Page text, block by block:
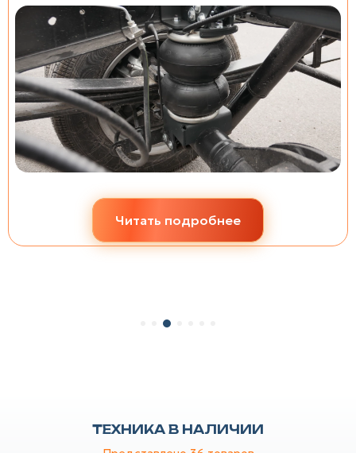
Читать подробнее
ТЕХНИКА В НАЛИЧИИ